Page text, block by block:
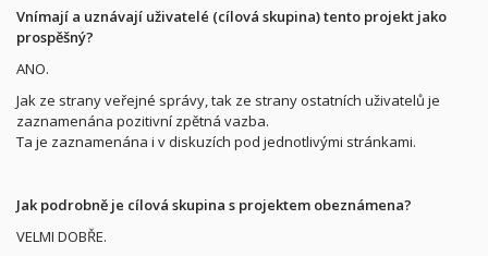
Vnímají a uznávají uživatelé (cílová skupina) tento projekt jako
prospěšný?
ANO.
Jak ze strany veřejné správy, tak ze strany ostatních uživatelů je
zaznamenána pozitivní zpětná vazba.
Ta je zaznamenána i v diskuzích pod jednotlivými stránkami.
Jak podrobně je cílová skupina s projektem obeznámena?
VELMI DOBŘE.